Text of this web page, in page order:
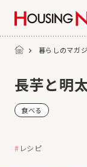
暮らしのマガ
長芋と明
食べる
レシピ